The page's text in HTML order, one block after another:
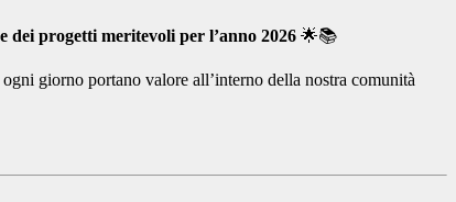
dei progetti meritevoli per l’anno 2026 🌟📚
giorno portano valore all’interno della nostra comunità